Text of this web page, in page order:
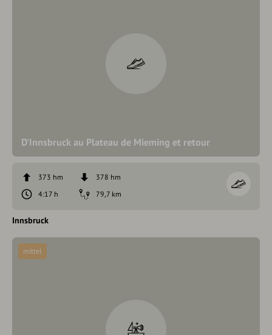
D'Innsbruck au Plateau de Mieming et retour
373 hm
378 hm
4:17 h
79,7 km
Innsbruck
mittel